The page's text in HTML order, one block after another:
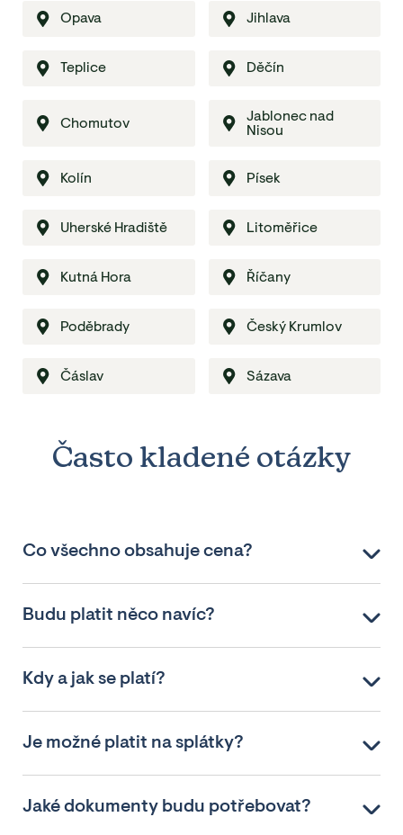
Opava Jihlava
Teplice Děčín
Chomutov
Jablonec nad
Nisou
Kolín Písek
Uherské Hradiště Litoměřice
Kutná Hora Říčany
Poděbrady Český Krumlov
Čáslav Sázava
Často kladené otázky
Co všechno obsahuje cena?
Budu platit něco navíc?
Kdy a jak se platí?
Je možné platit na splátky?
Jaké dokumenty budu potřebovat?